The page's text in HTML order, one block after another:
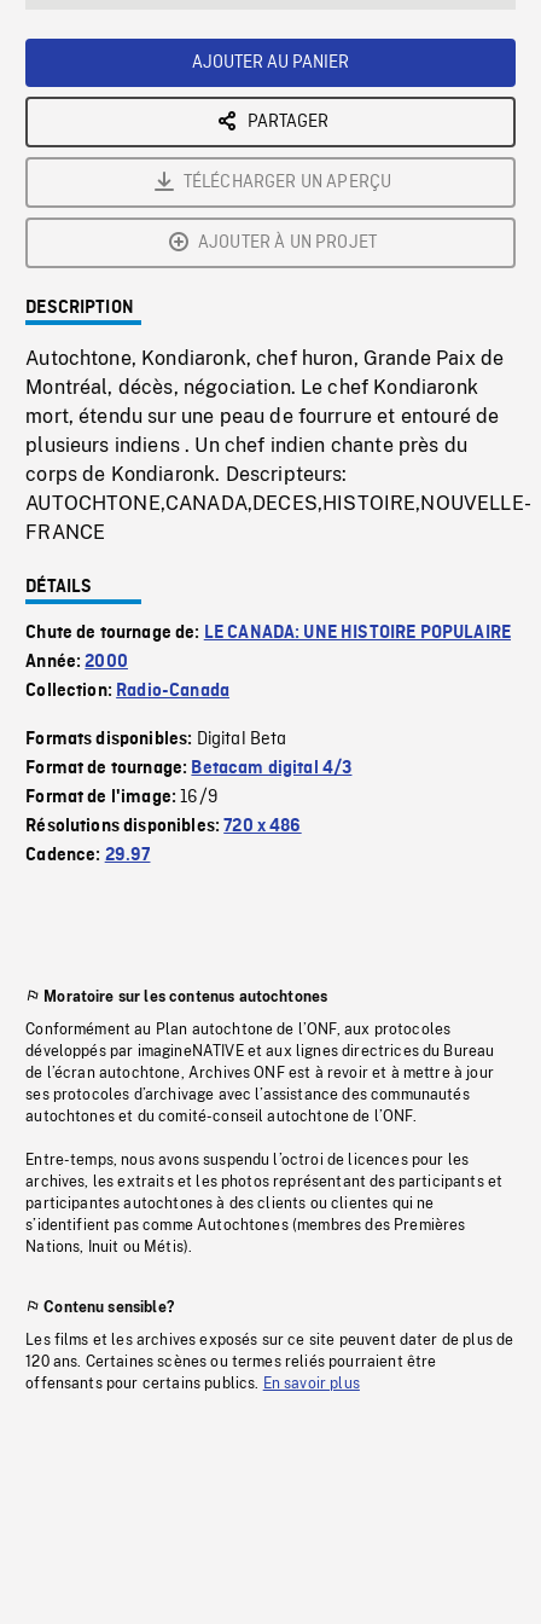
AJOUTER AU PANIER
PARTAGER
TÉLÉCHARGER UN APERÇU
AJOUTER À UN PROJET
DESCRIPTION
Autochtone, Kondiaronk, chef huron, Grande Paix de
Montréal, décès, négociation. Le chef Kondiaronk
mort, étendu sur une peau de fourrure et entouré de
plusieurs indiens . Un chef indien chante près du
corps de Kondiaronk. Descripteurs:
AUTOCHTONE,CANADA,DECES,HISTOIRE,NOUVELLE-
FRANCE
DÉTAILS
Chute de tournage de: LE CANADA: UNE HISTOIRE POPULAIRE
Année:2000
Collection: Radio-Canada
Formats disponibles: Digital Beta
Format de tournage: Betacam digital 4/3
Format de l'image:16/9
Résolutions disponibles:720 x 486
Cadence: 29.97
Moratoire sur les contenus autochtones
Conformément au Plan autochtone de l’ONF, aux protocoles
développés par imagineNATIVE et aux lignes directrices du Bureau
de l’écran autochtone, Archives ONF est à revoir et à mettre à jour
ses protocoles d’archivage avec l’assistance des communautés
autochtones et du comité-conseil autochtone de l’ONF.
Entre-temps, nous avons suspendu l’octroi de licences pour les
archives, les extraits et les photos représentant des participants et
participantes autochtones à des clients ou clientes qui ne
s’identifient pas comme Autochtones (membres des Premières
Nations, Inuit ou Métis).
Contenu sensible?
Les films et les archives exposés sur ce site peuvent dater de plus de
120 ans. Certaines scènes ou termes reliés pourraient être
offensants pour certains publics. En savoir plus